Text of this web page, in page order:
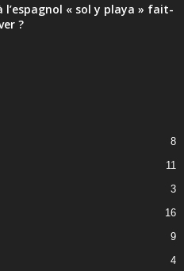
l’espagnol « sol y playa » fait-
?
8
11
3
16
9
4